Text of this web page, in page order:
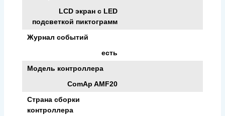
LCD экран с LED
подсветкой пиктограмм
Журнал событий
есть
Модель контроллера
ComAp AMF20
Страна сборки
контроллера